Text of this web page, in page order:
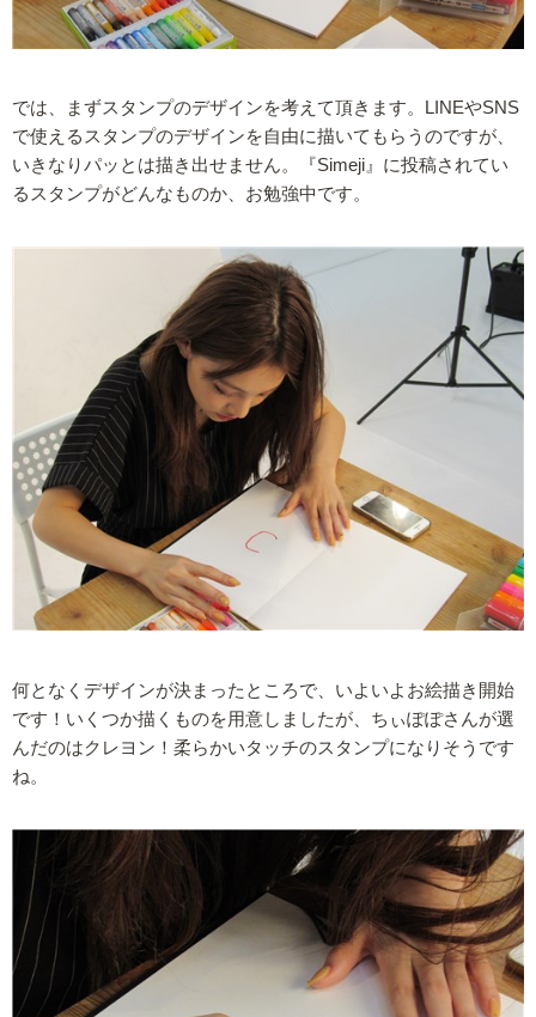
では、まずスタンプのデザインを考えて頂きます。LINEやSNS
で使えるスタンプのデザインを自由に描いてもらうのですが、
いきなりパッとは描き出せません。『Simeji』に投稿されてい
るスタンプがどんなものか、お勉強中です。
何となくデザインが決まったところで、いよいよお絵描き開始
です！いくつか描くものを用意しましたが、ちぃぽぽさんが選
んだのはクレヨン！柔らかいタッチのスタンプになりそうです
ね。